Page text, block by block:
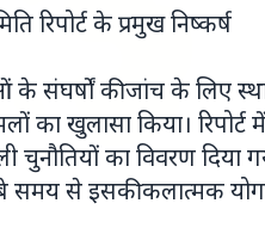
रिपोर्ट के प्रमुख निष्कर्ष
के संघर्षों की जांच के लिए
का खुलासा किया।
चुनौतियों का विवरण दिया
से इसकी कलात्मक